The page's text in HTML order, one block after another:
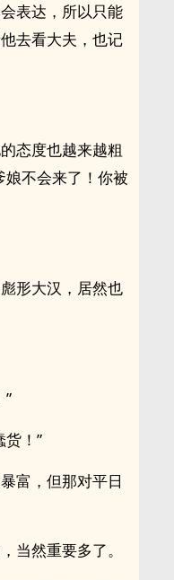
表达，所以只能
去看大夫，也记
态度也越来越粗
不会来了！你被
形大汉，居然也
！”
富，但那对平日
当然重要多了。